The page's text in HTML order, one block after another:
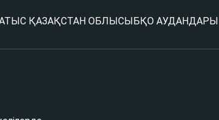
ҚАЗАҚСТАН ОБЛЫСЫ БҚО АУДАНДАРЫ